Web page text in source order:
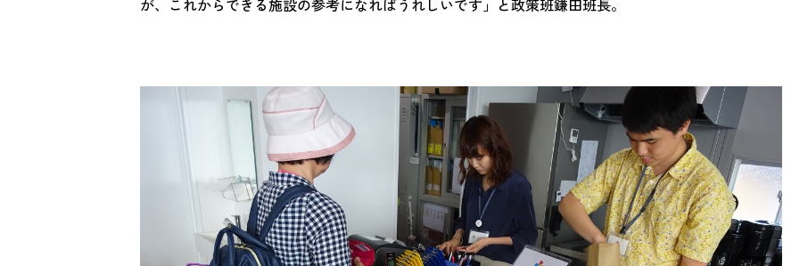
が、これからできる施設の参考になればうれしいです」と政策班鎌田班長。